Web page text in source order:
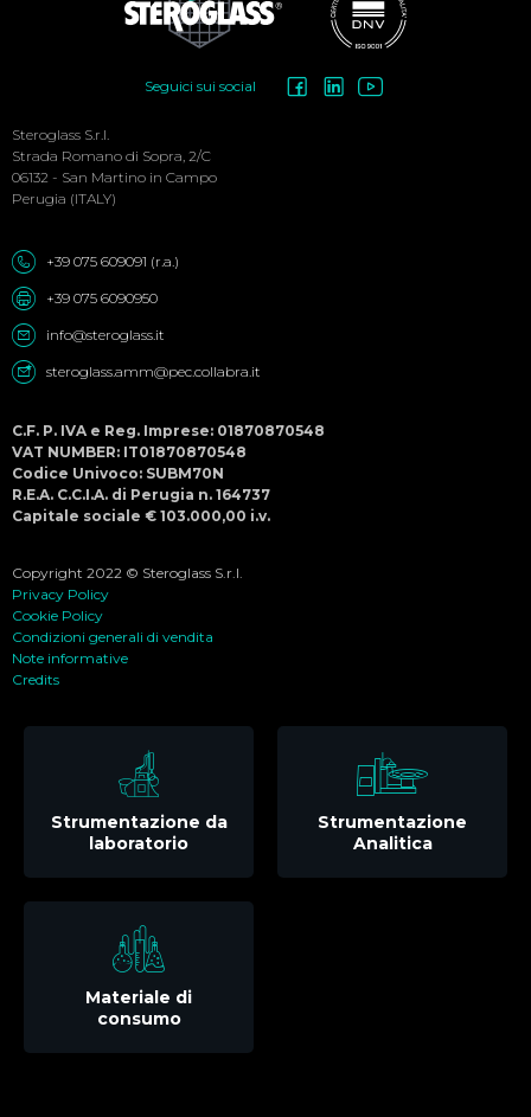
Menu
Seguici sui social
Steroglass S.r.l.
Strada Romano di Sopra, 2/C
06132 - San Martino in Campo
Perugia (ITALY)
+39 075 609091 (r.a.)
+39 075 6090950
info@steroglass.it
steroglass.amm@pec.collabra.it
C.F. P. IVA e Reg. Imprese: 01870870548
VAT NUMBER: IT01870870548
Codice Univoco: SUBM70N
R.E.A. C.C.I.A. di Perugia n. 164737
Capitale sociale € 103.000,00 i.v.
Copyright 2022 © Steroglass S.r.l.
Privacy Policy
Cookie Policy
Condizioni generali di vendita
Note informative
Credits
Strumentazione da
laboratorio
Strumentazione
Analitica
Materiale di
consumo